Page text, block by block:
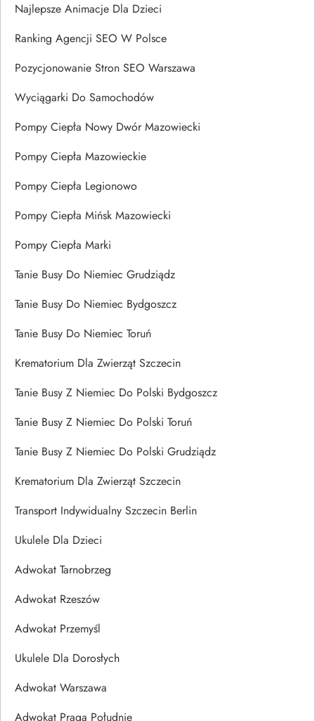
Najlepsze Animacje Dla Dzieci
Ranking Agencji SEO W Polsce
Pozycjonowanie Stron SEO Warszawa
Wyciągarki Do Samochodów
Pompy Ciepła Nowy Dwór Mazowiecki
Pompy Ciepła Mazowieckie
Pompy Ciepła Legionowo
Pompy Ciepła Mińsk Mazowiecki
Pompy Ciepła Marki
Tanie Busy Do Niemiec Grudziądz
Tanie Busy Do Niemiec Bydgoszcz
Tanie Busy Do Niemiec Toruń
Krematorium Dla Zwierząt Szczecin
Tanie Busy Z Niemiec Do Polski Bydgoszcz
Tanie Busy Z Niemiec Do Polski Toruń
Tanie Busy Z Niemiec Do Polski Grudziądz
Krematorium Dla Zwierząt Szczecin
Transport Indywidualny Szczecin Berlin
Ukulele Dla Dzieci
Adwokat Tarnobrzeg
Adwokat Rzeszów
Adwokat Przemyśl
Ukulele Dla Dorosłych
Adwokat Warszawa
Adwokat Praga Południe